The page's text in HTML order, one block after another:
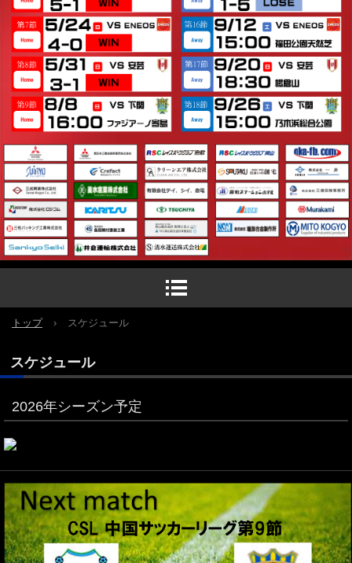
トップ › スケジュール
スケジュール
2026年シーズン予定